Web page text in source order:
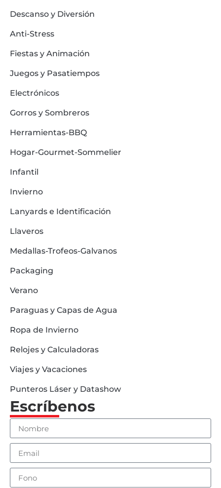
Descanso y Diversión
Anti-Stress
Fiestas y Animación
Juegos y Pasatiempos
Electrónicos
Gorros y Sombreros
Herramientas-BBQ
Hogar-Gourmet-Sommelier
Infantil
Invierno
Lanyards e Identificación
Llaveros
Medallas-Trofeos-Galvanos
Packaging
Verano
Paraguas y Capas de Agua
Ropa de Invierno
Relojes y Calculadoras
Viajes y Vacaciones
Punteros Láser y Datashow
Escríbenos